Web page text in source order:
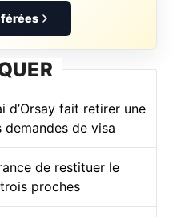
d’Orsay fait retirer une
de visa
de restituer le
proches